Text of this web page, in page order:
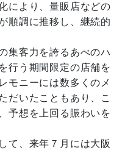
により、量販店などの
順調に推移し、継続的
集客力を誇るあべのハ
行う期間限定の店舗を
モニーには数多くのメ
だいたこともあり、こ
予想を上回る賑わいを
て、来年７月には大阪